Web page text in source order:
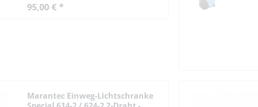
95,00 € *
Marantec Einweg-Lichtschranke